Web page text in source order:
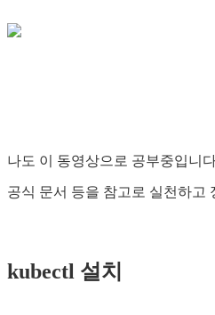
나도 이 동영상으로 공부중입니
공식 문서 등을 참고로 실천하고
kubectl 설치